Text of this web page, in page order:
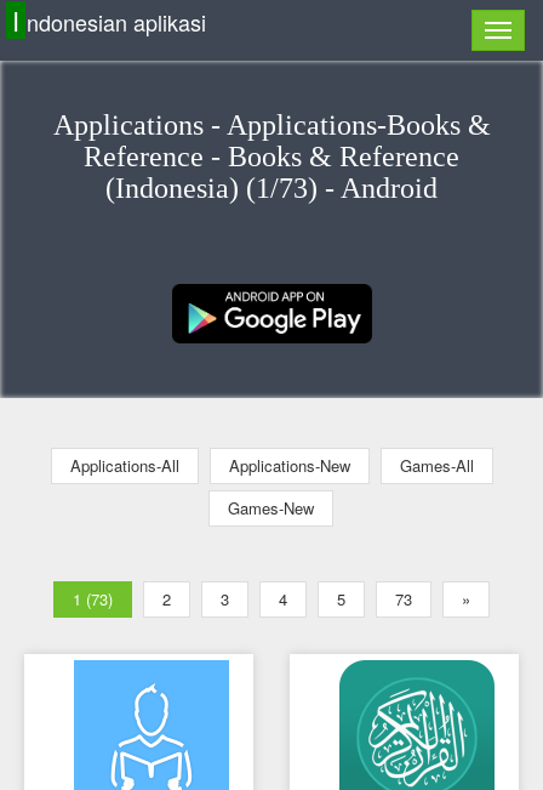
I ndonesian aplikasi
Applications - Applications-Books &
Reference - Books & Reference
(Indonesia) (1/73) - Android
Applications-All Applications-New
Games-All
Games-New
1 (73) 2 3 4 5 73 »